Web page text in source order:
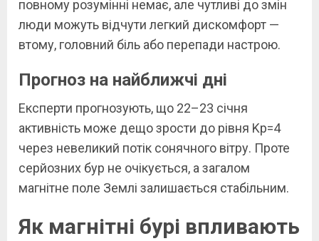
повному розумінні немає, але чутливі до змін
люди можуть відчути легкий дискомфорт —
втому, головний біль або перепади настрою.
Прогноз на найближчі дні
Експерти прогнозують, що 22–23 січня
активність може дещо зрости до рівня Kp=4
через невеликий потік сонячного вітру. Проте
серйозних бур не очікується, а загалом
магнітне поле Землі залишається стабільним.
Як магнітні бурі впливають